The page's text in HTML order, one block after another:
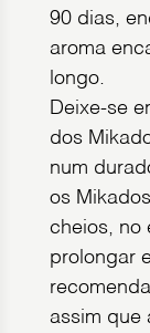
90 dias,
aroma
longo.
Deixe-se
dos
num
os
cheios, no
prolongar
assim que